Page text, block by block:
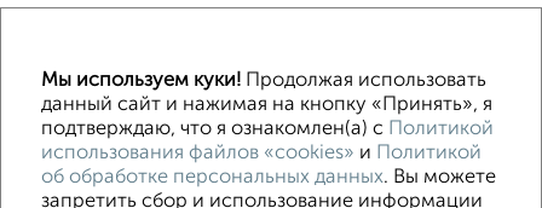
ИЖС СНТ В черте города
Контакты
Политика конфиденциальности
Пользовательское соглашение
Симферополь, улица Жуковского 26
Мы используем куки! Продолжая использовать
данный сайт и нажимая на кнопку «Принять», я
подтверждаю, что я ознакомлен(а) с Политикой
использования файлов «cookies» и Политикой
об обработке персональных данных. Вы можете
запретить сбор и использование информации